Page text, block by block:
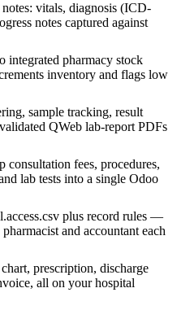
vitals, diagnosis (ICD-
notes captured against
integrated pharmacy stock
inventory and flags low
sample tracking, result
QWeb lab-report PDFs
fees, procedures,
lab tests into a single Odoo
plus record rules —
and accountant each
prescription, discharge
all on your hospital